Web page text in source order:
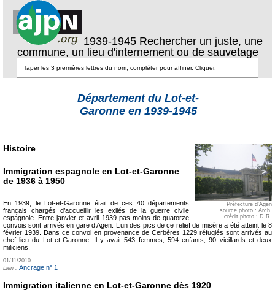
1939-1945 Rechercher un juste, une
commune, un lieu d'internement ou de sauvetage
Département du Lot-et-
Garonne en 1939-1945
Préfecture d'Agen
source photo : Arch.
crédit photo : D.R.
Histoire
Immigration espagnole en Lot-et-Garonne
de 1936 à 1950
En 1939, le Lot-et-Garonne était de ces 40 départements
français chargés d’accueillir les exilés de la guerre civile
espagnole. Entre janvier et avril 1939 pas moins de quatorze
convois sont arrivés en gare d’Agen. L’un des pics de ce relief de misère a été atteint le 8
février 1939. Dans ce convoi en provenance de Cerbères 1229 réfugiés sont arrivés au
chef lieu du Lot-et-Garonne. Il y avait 543 femmes, 594 enfants, 90 vieillards et deux
miliciens.
01/11/2010
Lien : Ancrage n° 1
Immigration italienne en Lot-et-Garonne dès 1920